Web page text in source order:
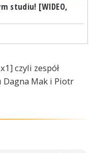
studiu! [WIDEO,
czyli zespół
Dagna Mak i Piotr